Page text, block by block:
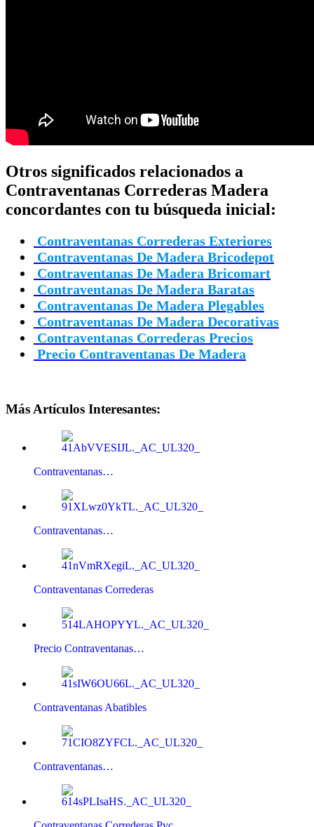
Otros significados relacionados a
Contraventanas Correderas Madera
concordantes con tu búsqueda inicial:
Contraventanas Correderas Exteriores
Contraventanas De Madera Bricodepot
Contraventanas De Madera Bricomart
Contraventanas De Madera Baratas
Contraventanas De Madera Plegables
Contraventanas De Madera Decorativas
Contraventanas Correderas Precios
Precio Contraventanas De Madera
Más Artículos Interesantes:
Contraventanas…
Contraventanas…
Contraventanas Correderas
Precio Contraventanas…
Contraventanas Abatibles
Contraventanas…